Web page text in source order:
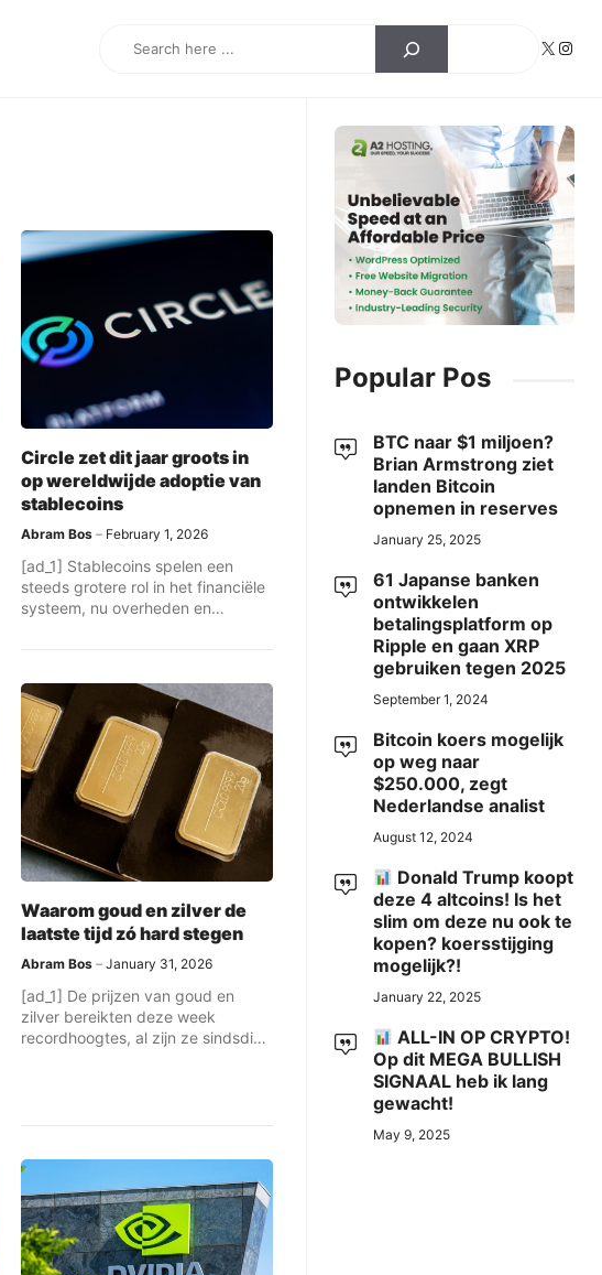
X
Circle zet dit jaar groots in
op wereldwijde adoptie van
stablecoins
Abram Bos February 1, 2026
[ad_1] Stablecoins spelen een
steeds grotere rol in het financiële
systeem, nu overheden en
Waarom goud en zilver de
laatste tijd zó hard stegen
Abram Bos January 31, 2026
[ad_1] De prijzen van goud en
zilver bereikten deze week
recordhoogtes, al zijn ze sindsdien
Popular Pos
BTC naar $1 miljoen?
Brian Armstrong ziet
landen Bitcoin
opnemen in reserves
January 25, 2025
61 Japanse banken
ontwikkelen
betalingsplatform op
Ripple en gaan XRP
gebruiken tegen 2025
September 1, 2024
Bitcoin koers mogelijk
op weg naar
$250.000, zegt
Nederlandse analist
August 12, 2024
Donald Trump koopt
deze 4 altcoins! Is het
slim om deze nu ook te
kopen? koersstijging
mogelijk?!
January 22, 2025
ALL-IN OP CRYPTO!
Op dit MEGA BULLISH
SIGNAAL heb ik lang
gewacht!
May 9, 2025